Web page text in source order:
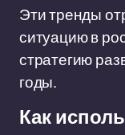
Эти тренды
ситуацию в
стратегию
годы.
Как